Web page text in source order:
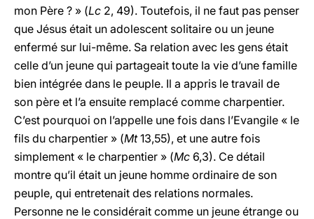
mon Père ? » (Lc 2, 49). Toutefois, il ne faut pas penser
que Jésus était un adolescent solitaire ou un jeune
enfermé sur lui-même. Sa relation avec les gens était
celle d’un jeune qui partageait toute la vie d’une famille
bien intégrée dans le peuple. Il a appris le travail de
son père et l’a ensuite remplacé comme charpentier.
C’est pourquoi on l’appelle une fois dans l’Evangile « le
fils du charpentier » (Mt13,55), et une autre fois
simplement « le charpentier » (Mc 6,3). Ce détail
montre qu’il était un jeune homme ordinaire de son
peuple, qui entretenait des relations normales.
Personne ne le considérait comme un jeune étrange ou